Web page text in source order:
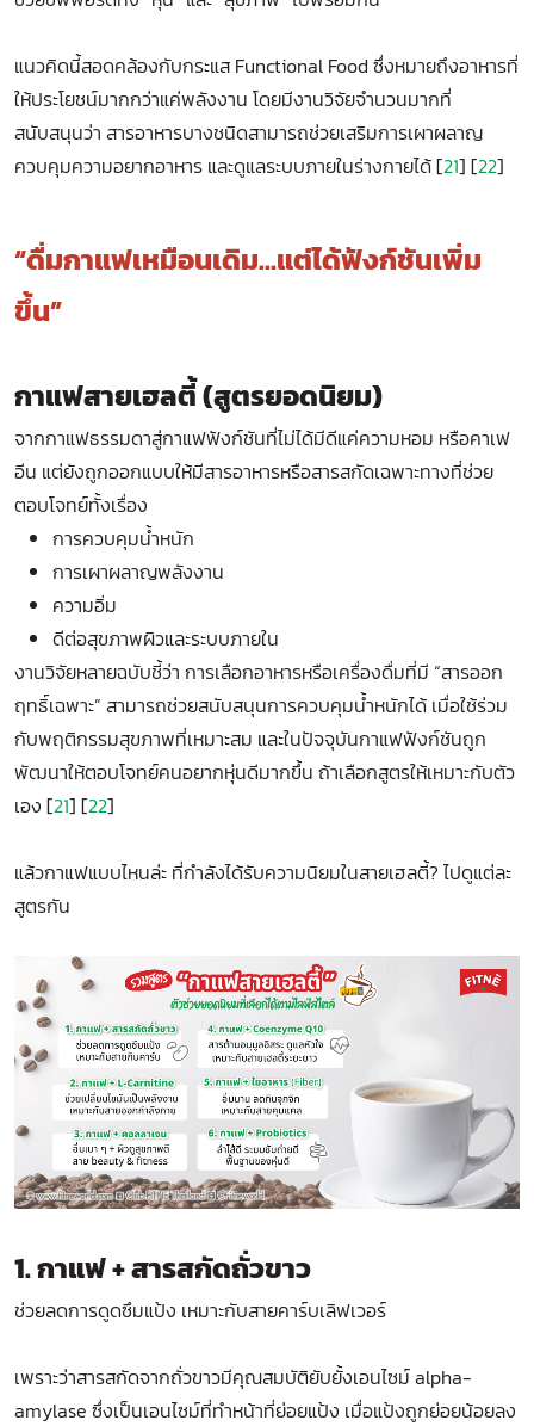
แนวคิดนี้สอดคล้องกับกระแส Functional Food ซึ่งหมายถึงอาหารที่
ให้ประโยชน์มากกว่าแค่พลังงาน โดยมีงานวิจัยจำนวนมากที่
สนับสนุนว่า สารอาหารบางชนิดสามารถช่วยเสริมการเผาผลาญ
ควบคุมความอยากอาหาร และดูแลระบบภายในร่างกายได้ [21] [22]
“ดื่มกาแฟเหมือนเดิม…แต่ได้ฟังก์ชันเพิ่ม
ขึ้น”
กาแฟสายเฮลตี้ (สูตรยอดนิยม)
จากกาแฟธรรมดาสู่กาแฟฟังก์ชันที่ไม่ได้มีดีแค่ความหอม หรือคาเฟ
อีน แต่ยังถูกออกแบบให้มีสารอาหารหรือสารสกัดเฉพาะทางที่ช่วย
ตอบโจทย์ทั้งเรื่อง
การควบคุมน้ำหนัก
การเผาผลาญพลังงาน
ความอิ่ม
ดีต่อสุขภาพผิวและระบบภายใน
งานวิจัยหลายฉบับชี้ว่า การเลือกอาหารหรือเครื่องดื่มที่มี “สารออก
ฤทธิ์เฉพาะ” สามารถช่วยสนับสนุนการควบคุมน้ำหนักได้ เมื่อใช้ร่วม
กับพฤติกรรมสุขภาพที่เหมาะสม และในปัจจุบันกาแฟฟังก์ชันถูก
พัฒนาให้ตอบโจทย์คนอยากหุ่นดีมากขึ้น ถ้าเลือกสูตรให้เหมาะกับตัว
เอง [21] [22]
แล้วกาแฟแบบไหนล่ะ ที่กำลังได้รับความนิยมในสายเฮลตี้? ไปดูแต่ละ
สูตรกัน
1. กาแฟ + สารสกัดถั่วขาว
ช่วยลดการดูดซึมแป้ง เหมาะกับสายคาร์บเลิฟเวอร์
เพราะว่าสารสกัดจากถั่วขาวมีคุณสมบัติยับยั้งเอนไซม์ alpha-
amylase ซึ่งเป็นเอนไซม์ที่ทำหน้าที่ย่อยแป้ง เมื่อแป้งถูกย่อยน้อยลง